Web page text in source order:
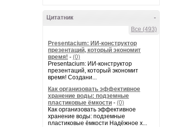
-
Цитатник
Все (493)
Presentacium: ИИ‑конструктор
презентаций, который экономит
время! - (0)
Presentacium: ИИ‑конструктор
презентаций, который экономит
время! Создани...
Как организовать эффективное
хранение воды: подземные
пластиковые ёмкости - (0)
Как организовать эффективное
хранение воды: подземные
пластиковые ёмкости Надёжное х...